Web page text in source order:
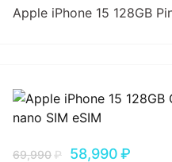
Apple iPhone 15 128GB
69,990₽ 58,990₽